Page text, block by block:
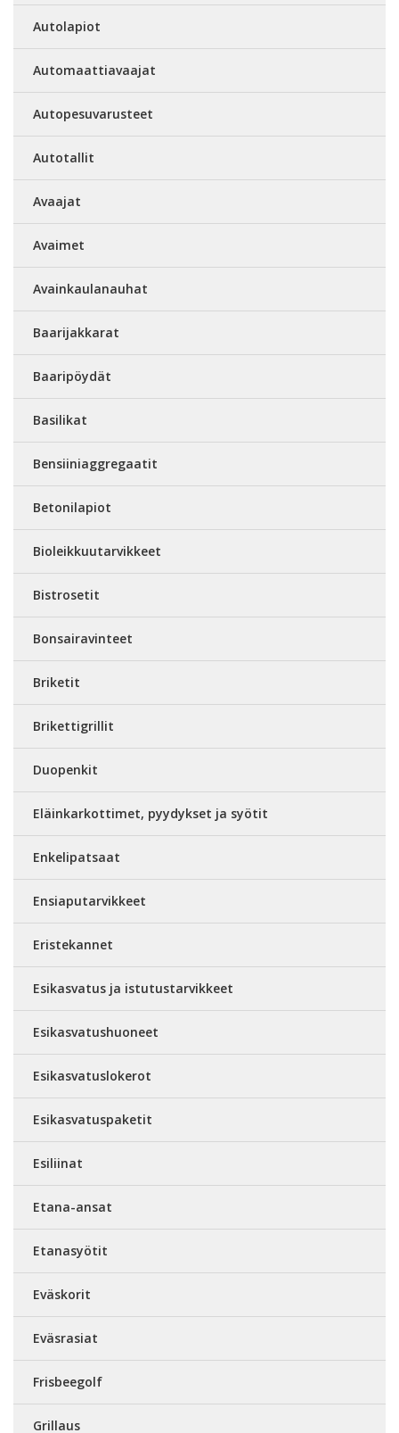
Autolapiot
Automaattiavaajat
Autopesuvarusteet
Autotallit
Avaajat
Avaimet
Avainkaulanauhat
Baarijakkarat
Baaripöydät
Basilikat
Bensiiniaggregaatit
Betonilapiot
Bioleikkuutarvikkeet
Bistrosetit
Bonsairavinteet
Briketit
Brikettigrillit
Duopenkit
Eläinkarkottimet, pyydykset ja syötit
Enkelipatsaat
Ensiaputarvikkeet
Eristekannet
Esikasvatus ja istutustarvikkeet
Esikasvatushuoneet
Esikasvatuslokerot
Esikasvatuspaketit
Esiliinat
Etana-ansat
Etanasyötit
Eväskorit
Eväsrasiat
Frisbeegolf
Grillaus